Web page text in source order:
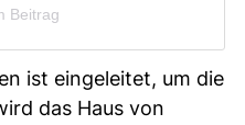
Beitrag
ist eingeleitet, um die
das Haus von